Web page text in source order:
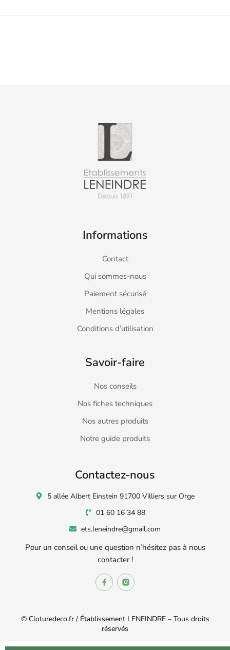
Informations
Contact
Qui sommes-nous
Paiement sécurisé
Mentions légales
Conditions d’utilisation
Savoir-faire
Nos conseils
Nos fiches techniques
Nos autres produits
Notre guide produits
Contactez-nous
5 allée Albert Einstein 91700 Villiers sur Orge
01 60 16 34 88
ets.leneindre@gmail.com
Pour un conseil ou une question n’hésitez pas à nous
contacter !
© Cloturedeco.fr / Établissement LENEINDRE – Tous droits
réservés